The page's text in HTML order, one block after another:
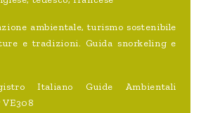
ambientale, turismo sostenibile
e tradizioni. Guida snorkeling e
Italiano Guide Ambientali